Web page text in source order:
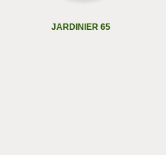
JARDINIER 65